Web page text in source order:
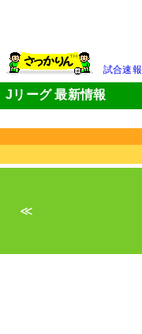
試合速報
Jリーグ 最新情報
≪